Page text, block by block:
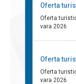
Oferta
Oferta
vara 2026
Oferta
Oferta
vara 2026